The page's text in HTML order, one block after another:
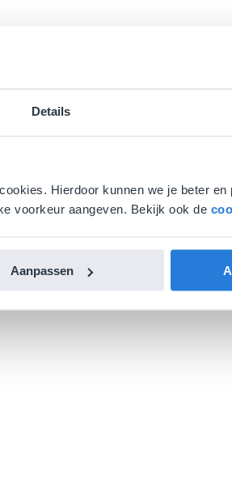
Details
Hierdoor kunnen we je beter
voorkeur aangeven. Bekijk ook de
Aanpassen